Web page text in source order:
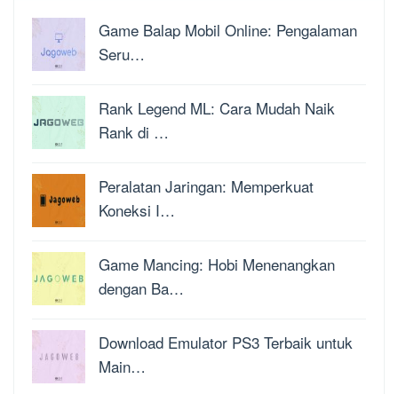
Game Balap Mobil Online: Pengalaman
Seru…
Rank Legend ML: Cara Mudah Naik
Rank di …
Peralatan Jaringan: Memperkuat
Koneksi I…
Game Mancing: Hobi Menenangkan
dengan Ba…
Download Emulator PS3 Terbaik untuk
Main…